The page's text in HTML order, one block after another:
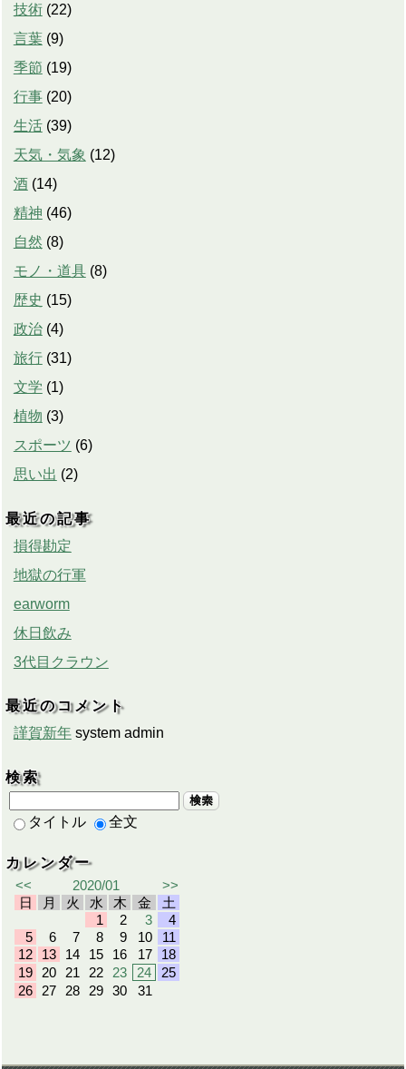
技術 (22)
言葉 (9)
季節 (19)
行事 (20)
生活 (39)
天気・気象 (12)
酒 (14)
精神 (46)
自然 (8)
モノ・道具 (8)
歴史 (15)
政治 (4)
旅行 (31)
文学 (1)
植物 (3)
スポーツ (6)
思い出 (2)
最近の記事
損得勘定
地獄の行軍
earworm
休日飲み
3代目クラウン
最近のコメント
謹賀新年 system admin
検索
検索
タイトル 全文
カレンダー
<<
2020/01
>>
日
月 火 水 木 金
土
1
2 3
4
5
6 7 8 9 10
11
12
13 14 15 16 17
18
19
20 21 22 23 24
25
26
27 28 29 30 31